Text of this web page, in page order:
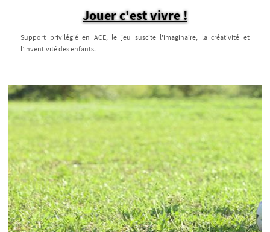
Jouer c'est vivre !
Support privilégié en ACE, le jeu suscite l'imaginaire, la créativité et
l’inventivité des enfants.